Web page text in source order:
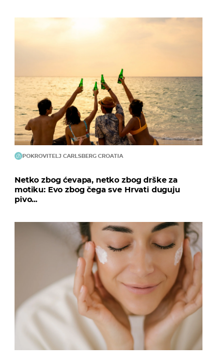
POKROVITELJ CARLSBERG CROATIA
Netko zbog ćevapa, netko zbog drške za
motiku: Evo zbog čega sve Hrvati duguju
pivo...